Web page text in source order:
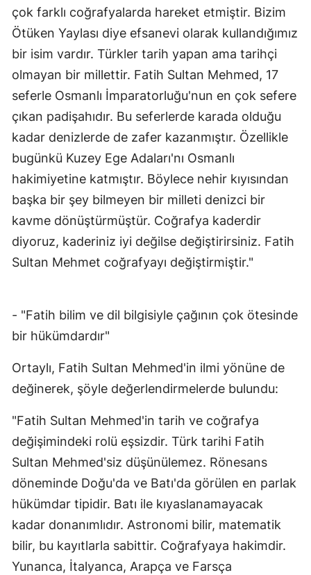
Kocaeli
Konya
Kütahya
Malatya
Kahramanmaraş
Mardin
Muş
Nevşehir
Ordu
Sakarya
Siirt
Sinop
Tekirdağ
Tokat
çok farklı coğrafyalarda hareket etmiştir. Bizim
Ötüken Yaylası diye efsanevi olarak kullandığımız
bir isim vardır. Türkler tarih yapan ama tarihçi
olmayan bir millettir. Fatih Sultan Mehmed, 17
seferle Osmanlı İmparatorluğu'nun en çok sefere
çıkan padişahıdır. Bu seferlerde karada olduğu
kadar denizlerde de zafer kazanmıştır. Özellikle
bugünkü Kuzey Ege Adaları'nı Osmanlı
hakimiyetine katmıştır. Böylece nehir kıyısından
başka bir şey bilmeyen bir milleti denizci bir
kavme dönüştürmüştür. Coğrafya kaderdir
diyoruz, kaderiniz iyi değilse değiştirirsiniz. Fatih
Sultan Mehmet coğrafyayı değiştirmiştir."
- "Fatih bilim ve dil bilgisiyle çağının çok ötesinde
bir hükümdardır"
Ortaylı, Fatih Sultan Mehmed'in ilmi yönüne de
değinerek, şöyle değerlendirmelerde bulundu:
"Fatih Sultan Mehmed'in tarih ve coğrafya
değişimindeki rolü eşsizdir. Türk tarihi Fatih
Sultan Mehmed'siz düşünülemez. Rönesans
döneminde Doğu'da ve Batı'da görülen en parlak
hükümdar tipidir. Batı ile kıyaslanamayacak
kadar donanımlıdır. Astronomi bilir, matematik
bilir, bu kayıtlarla sabittir. Coğrafyaya hakimdir.
Yunanca, İtalyanca, Arapça ve Farsça